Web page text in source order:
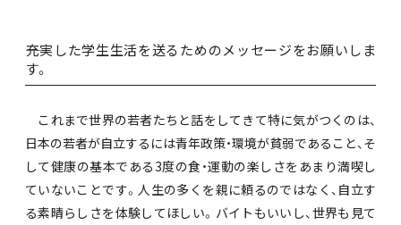
――充実した学生生活を送るためのメッセージをお願いしま
す。
これまで世界の若者たちと話をしてきて特に気がつくのは、
日本の若者が自立するには青年政策・環境が貧弱であること、そ
して健康の基本である3度の食・運動の楽しさをあまり満喫し
ていないことです。人生の多くを親に頼るのではなく、自立す
る素晴らしさを体験してほしい。バイトもいいし、世界も見て